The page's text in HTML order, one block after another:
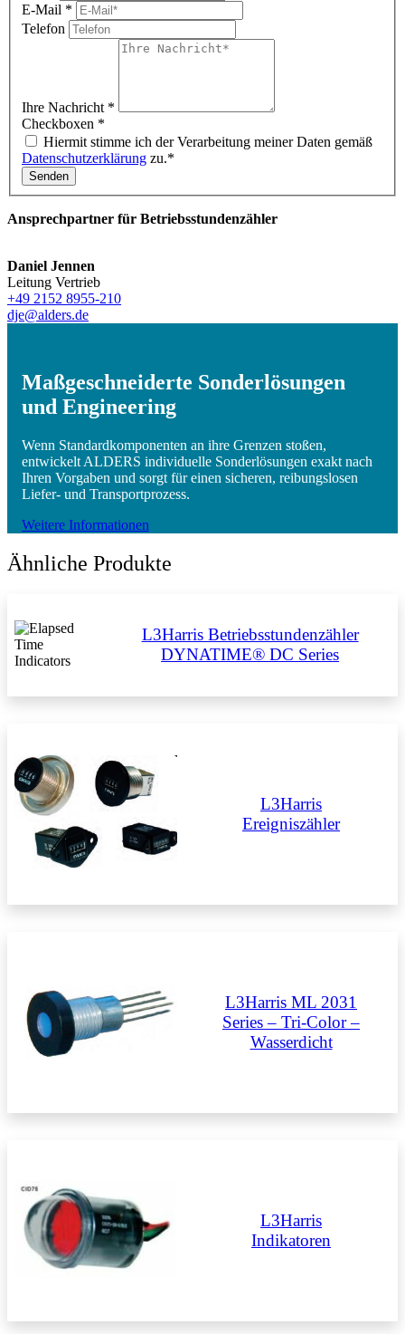
E-Mail *
Telefon
Ihre Nachricht *
Checkboxen *
Hiermit stimme ich der Verarbeitung meiner Daten gemäß
Datenschutzerklärung zu.*
Senden
Ansprechpartner für Betriebsstundenzähler
Daniel Jennen
Leitung Vertrieb
+49 2152 8955-210
dje@alders.de
Maßgeschneiderte Sonderlösungen
und Engineering
Wenn Standardkomponenten an ihre Grenzen stoßen,
entwickelt ALDERS individuelle Sonderlösungen exakt nach
Ihren Vorgaben und sorgt für einen sicheren, reibungslosen
Liefer- und Transportprozess.
Weitere Informationen
Ähnliche Produkte
L3Harris Betriebsstundenzähler
DYNATIME® DC Series
L3Harris
Ereigniszähler
L3Harris ML 2031
Series – Tri-Color –
Wasserdicht
L3Harris
Indikatoren